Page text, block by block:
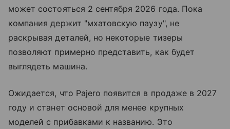
может состояться 2 сентября 2026 года. Пока
компания держит "мхатовскую паузу", не
раскрывая деталей, но некоторые тизеры
позволяют примерно представить, как будет
выглядеть машина.
Ожидается, что Pajero появится в продаже в 2027
году и станет основой для менее крупных
моделей с прибавками к названию. Это